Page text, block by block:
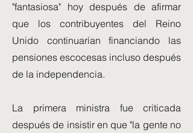
"fantasiosa" hoy después de afirmar
que los contribuyentes del Reino
Unido continuarían financiando las
pensiones escocesas incluso después
de la independencia.
La primera ministra fue criticada
después de insistir en que "la gente no